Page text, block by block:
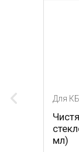
Для
мл)
Для